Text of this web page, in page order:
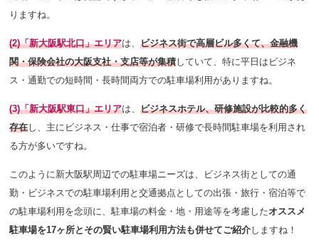
りますね。
(2)「新大阪駅北口」エリアは、ビジネス街で高層ビル多くて、金融機
関・保険会社の大阪支社・支店等が集積していて、特に平日はビジネ
ス・通勤での短時間・長時間両方での駐車場利用がありますね。
(3)「新大阪駅東口」エリアは、ビジネスホテル、研修施設が比較的多く
存在し、主にビジネス・仕事で宿泊者・研修で長時間駐車場を利用され
る方が多いですね。
このように新大阪駅周辺での駐車場ニーズは、ビジネス街としての通
勤・ビジネスでの駐車場利用と交通拠点としての出張・旅行・宿泊等で
の駐車場利用を念頭に、駐車場の料金・地・用途等を考慮したオススメ
駐車場を17ヶ所とその賢い駐車場利用方法も併せてご紹介しますね！